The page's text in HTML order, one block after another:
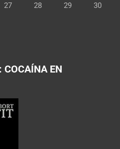
27 28 29 30
COCAÍNA EN